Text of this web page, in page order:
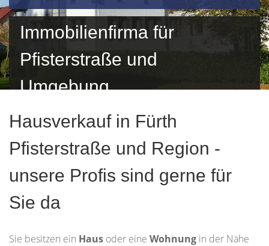
Immobilienfirma für
Pfisterstraße und
Umgebung
Hausverkauf in Fürth
Pfisterstraße und Region -
unsere Profis sind gerne für
Sie da
Sie besitzen ein Haus oder eine Wohnung in der Nähe